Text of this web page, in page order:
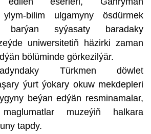
ylym-bilim ulgamyny ösdürmek
syýasaty baradaky
uniwersitetiň häzirki zaman
bölüminde görkezilýär.
Türkmen döwlet
ýurt ýokary okuw mekdepleri
beýan edýän resminamalar,
muzeýiň halkara
tapdy.